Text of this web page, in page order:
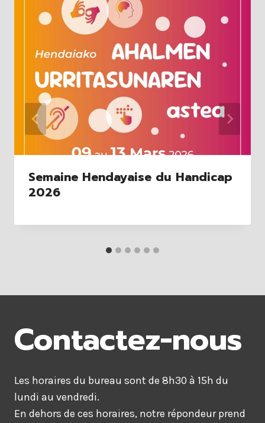
Semaine Hendayaise du Handicap
2026
Contactez-nous
Les horaires du bureau sont de 8h30 à 15h du
lundi au vendredi.
En dehors de ces horaires, notre répondeur prend